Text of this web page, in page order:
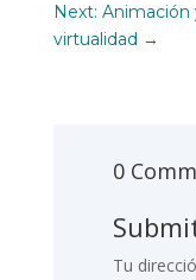
Next:
virtualidad →
0
Tu